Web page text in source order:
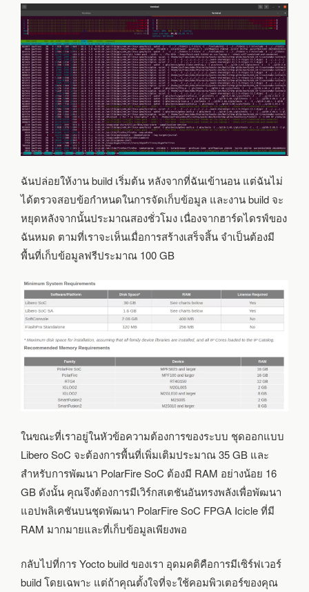
ฉันปล่อยให้งาน build เริ่มต้น หลังจากที่ฉันเข้านอน แต่ฉันไม่
ได้ตรวจสอบข้อกำหนดในการจัดเก็บข้อมูล และงาน build จะ
หยุดหลังจากนั้นประมาณสองชั่วโมง เนื่องจากฮาร์ดไดรฟ์ของ
ฉันหมด ตามที่เราจะเห็นเมื่อการสร้างเสร็จสิ้น จำเป็นต้องมี
พื้นที่เก็บข้อมูลฟรีประมาณ 100 GB
ในขณะที่เราอยู่ในหัวข้อความต้องการของระบบ ชุดออกแบบ
Libero SoC จะต้องการพื้นที่เพิ่มเติมประมาณ 35 GB และ
สำหรับการพัฒนา PolarFire SoC ต้องมี RAM อย่างน้อย 16
GB ดังนั้น คุณจึงต้องการมีเวิร์กสเตชันอันทรงพลังเพื่อพัฒนา
แอปพลิเคชันบนชุดพัฒนา PolarFire SoC FPGA Icicle ที่มี
RAM มากมายและที่เก็บข้อมูลเพียงพอ
กลับไปที่การ Yocto build ของเรา อุดมคติคือการมีเซิร์ฟเวอร์
build โดยเฉพาะ แต่ถ้าคุณตั้งใจที่จะใช้คอมพิวเตอร์ของคุณ